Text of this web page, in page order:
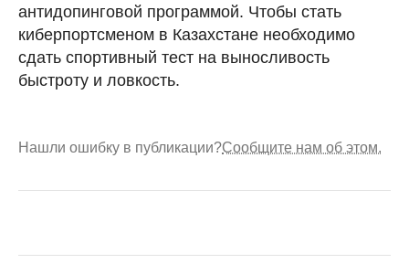
антидопинговой программой. Чтобы стать
киберпортсменом в Казахстане необходимо
сдать спортивный тест на выносливость
быстроту и ловкость.
Нашли ошибку в публикации?Сообщите нам об этом.